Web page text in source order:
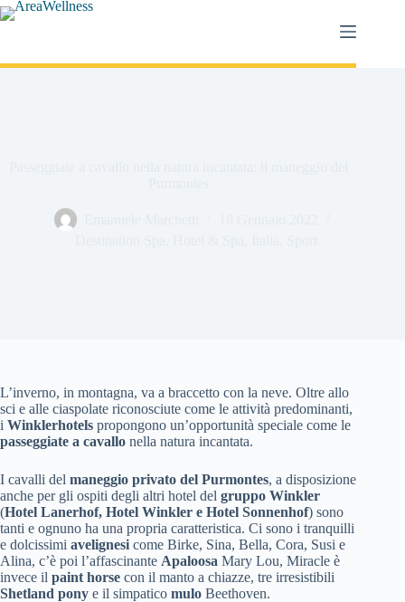
Salta
al
L’inverno, in montagna, va a braccetto con la neve. Oltre allo
sci e alle ciaspolate riconosciute come le attività predominanti,
i Winklerhotels propongono un’opportunità speciale come le
passeggiate a cavallo nella natura incantata.
I cavalli del maneggio privato del Purmontes, a disposizione
anche per gli ospiti degli altri hotel del gruppo Winkler
(Hotel Lanerhof, Hotel Winkler e Hotel Sonnenhof) sono
tanti e ognuno ha una propria caratteristica. Ci sono i tranquilli
e dolcissimi avelignesi come Birke, Sina, Bella, Cora, Susi e
Alina, c’è poi l’affascinante Apaloosa Mary Lou, Miracle è
invece il paint horse con il manto a chiazze, tre irresistibili
Shetland pony e il simpatico mulo Beethoven.